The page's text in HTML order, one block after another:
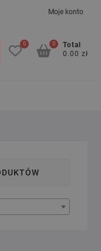
Moje konto
0
Total
0.00 zł
0